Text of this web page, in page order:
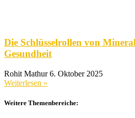
Die Schlüsselrollen von
Gesundheit
Rohit Mathur6. Oktober 2025
Weiterlesen »
Weitere Themenbereiche: